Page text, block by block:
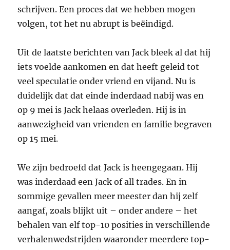
schrijven. Een proces dat we hebben mogen
volgen, tot het nu abrupt is beëindigd.
Uit de laatste berichten van Jack bleek al dat hij
iets voelde aankomen en dat heeft geleid tot
veel speculatie onder vriend en vijand. Nu is
duidelijk dat dat einde inderdaad nabij was en
op 9 mei is Jack helaas overleden. Hij is in
aanwezigheid van vrienden en familie begraven
op 15 mei.
We zijn bedroefd dat Jack is heengegaan. Hij
was inderdaad een Jack of all trades. En in
sommige gevallen meer meester dan hij zelf
aangaf, zoals blijkt uit – onder andere – het
behalen van elf top-10 posities in verschillende
verhalenwedstrijden waaronder meerdere top-